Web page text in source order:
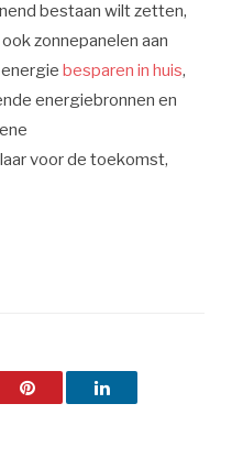
bestaan wilt zetten,
zonnepanelen aan
besparen in huis,
energiebronnen en
voor de toekomst,
Pinterest LinkedIn